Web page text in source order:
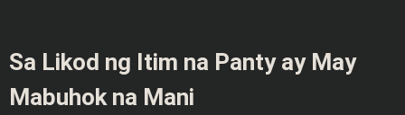
Sa Likod ng Itim na Panty ay May
Mabuhok na Mani